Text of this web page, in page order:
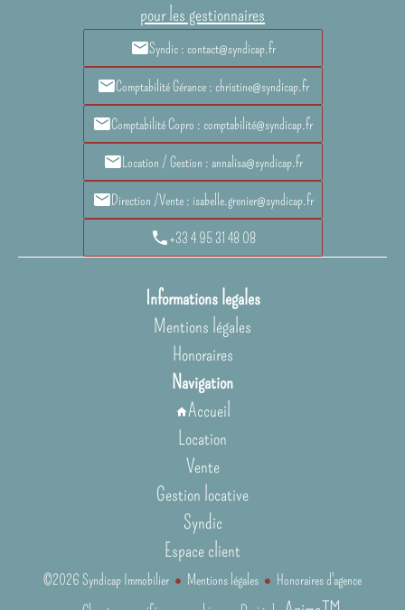
pour les gestionnaires
Syndic : contact@syndicap.fr
Comptabilité Gérance : christine@syndicap.fr
Comptabilité Copro : comptabilité@syndicap.fr
Location / Gestion : annalisa@syndicap.fr
Direction /Vente : isabelle.grenier@syndicap.fr
+33 4 95 31 48 08
Informations legales
Mentions légales
Honoraires
Navigation
Accueil
Location
Vente
Gestion locative
Syndic
Espace client
©2026 Syndicap Immobilier Mentions légales
Honoraires d'agence